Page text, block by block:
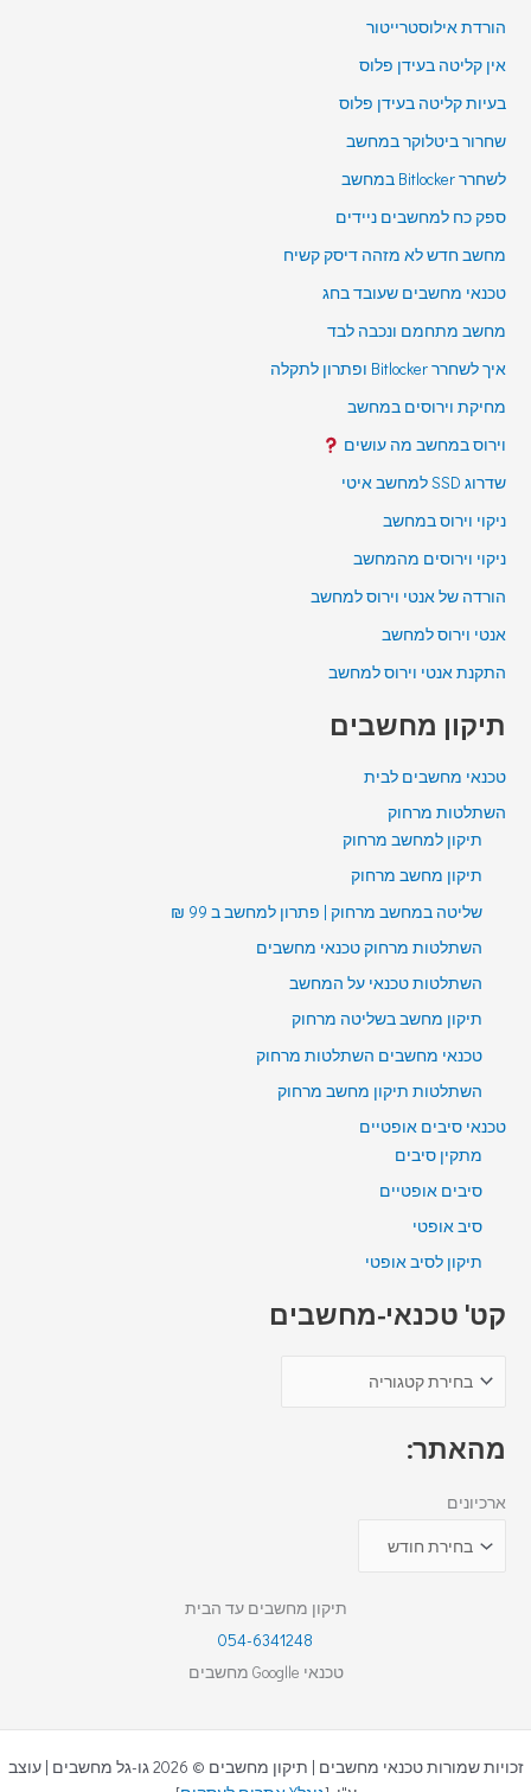
הורדת אילוסטרייטור
אין קליטה בעידן פלוס
בעיות קליטה בעידן פלוס
שחרור ביטלוקר במחשב
לשחרר Bitlocker במחשב
ספק כח למחשבים ניידים
מחשב חדש לא מזהה דיסק קשיח
טכנאי מחשבים שעובד בחג
מחשב מתחמם ונכבה לבד
איך לשחרר Bitlocker ופתרון לתקלה
מחיקת וירוסים במחשב
וירוס במחשב מה עושים
שדרוג SSD למחשב איטי
ניקוי וירוס במחשב
ניקוי וירוסים מהמחשב
הורדה של אנטי וירוס למחשב
אנטי וירוס למחשב
התקנת אנטי וירוס למחשב
תיקון מחשבים
טכנאי מחשבים לבית
השתלטות מרחוק
תיקון למחשב מרחוק
תיקון מחשב מרחוק
שליטה במחשב מרחוק | פתרון למחשב ב 99 ₪
השתלטות מרחוק טכנאי מחשבים
השתלטות טכנאי על המחשב
תיקון מחשב בשליטה מרחוק
טכנאי מחשבים השתלטות מרחוק
השתלטות תיקון מחשב מרחוק
טכנאי סיבים אופטיים
מתקין סיבים
סיבים אופטיים
סיב אופטי
תיקון לסיב אופטי
קט' טכנאי-מחשבים
מהאתר:
ארכיונים
תיקון מחשבים עד הבית
054-6341248
טכנאי Googlle מחשבים
זכויות שמורות טכנאי מחשבים | תיקון מחשבים © 2026 גו-גל מחשבים | עוצב